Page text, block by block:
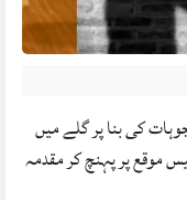
کی بنا پر گلے میں
موقع پر پہنچ کر مقدمہ